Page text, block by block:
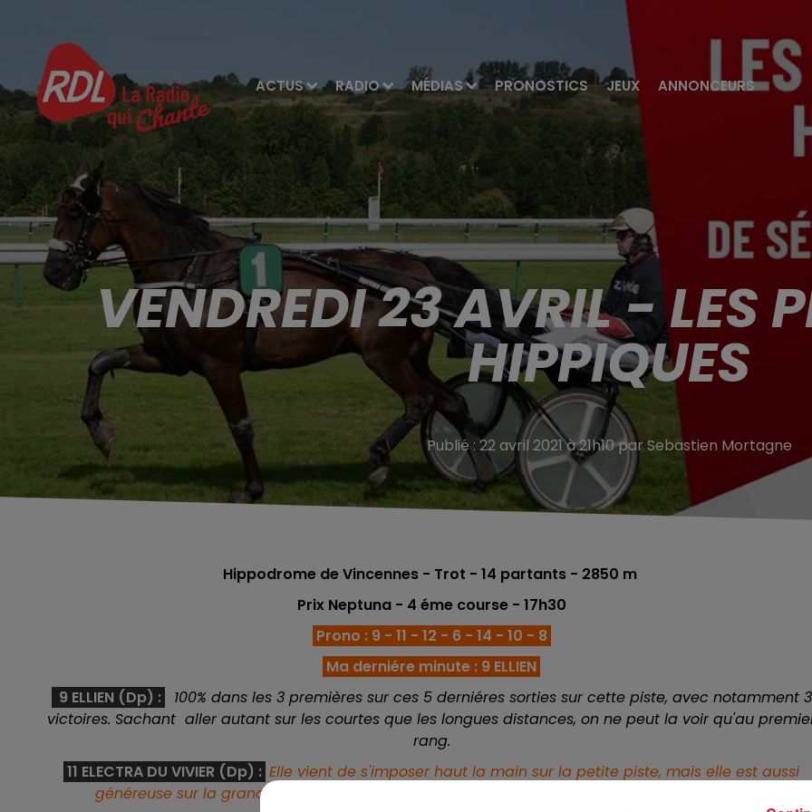
ACTUS RADIO MÉDIAS PRONOSTICS JEUX ANNONCEURS
VENDREDI 23 AVRIL - LES
HIPPIQUES
Publié : 22 avril 2021 à 21h10 par Sebastien Mortagne
Hippodrome de Vincennes - Trot - 14 partants - 2850 m
Prix Neptuna - 4 éme course - 17h30
Prono : 9 - 11 - 12 - 6 - 14 - 10 - 8
Ma derniére minute : 9 ELLIEN
9 ELLIEN (Dp) :
100% dans les 3 premières sur ces 5 derniéres sorties sur cette piste, avec notamment 3
victoires. Sachant aller autant sur les courtes que les longues distances, on ne peut la voir qu'au
rang.
11 ELECTRA DU VIVIER (Dp) : Elle vient de s'imposer haut la main sur la petite piste, mais elle est aussi
généreuse sur la grande. Sa forme est au beau fixe, et sera à retenir trés haut sur les tickets.